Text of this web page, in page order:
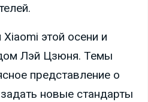
этой осени и
Лэй Цзюня. Темы
представление о
новые стандарты